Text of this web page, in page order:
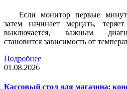
Если монитор первые
затем начинает мерцать,
выключается, важным
становится зависимость от
Подробнее
01.08.2026
Кассовый стол для магазина: